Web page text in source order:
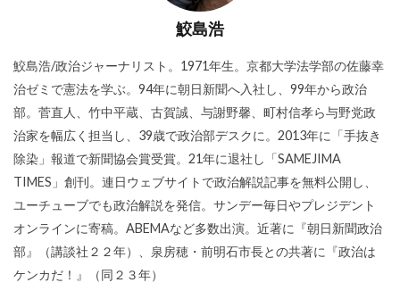
鮫島浩
鮫島浩/政治ジャーナリスト。1971年生。京都大学法学部の佐藤幸
治ゼミで憲法を学ぶ。94年に朝日新聞へ入社し、99年から政治
部。菅直人、竹中平蔵、古賀誠、与謝野馨、町村信孝ら与野党政
治家を幅広く担当し、39歳で政治部デスクに。2013年に「手抜き
除染」報道で新聞協会賞受賞。21年に退社し「SAMEJIMA
TIMES」創刊。連日ウェブサイトで政治解説記事を無料公開し、
ユーチューブでも政治解説を発信。サンデー毎日やプレジデント
オンラインに寄稿。ABEMAなど多数出演。近著に『朝日新聞政治
部』（講談社２２年）、泉房穂・前明石市長との共著に『政治は
ケンカだ！』（同２３年）